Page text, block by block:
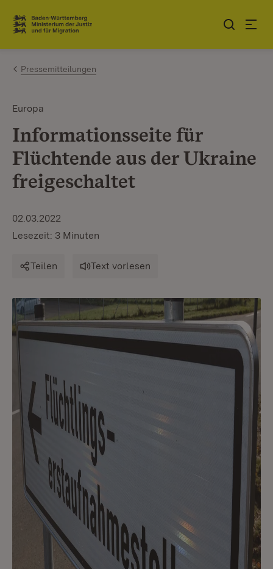
Zum Inhalt springen
Link zur Startseite
Pressemitteilungen
Europa
Informationsseite für
Flüchtende aus der Ukraine
freigeschaltet
02.03.2022
Lesezeit: 3 Minuten
Teilen Text vorlesen